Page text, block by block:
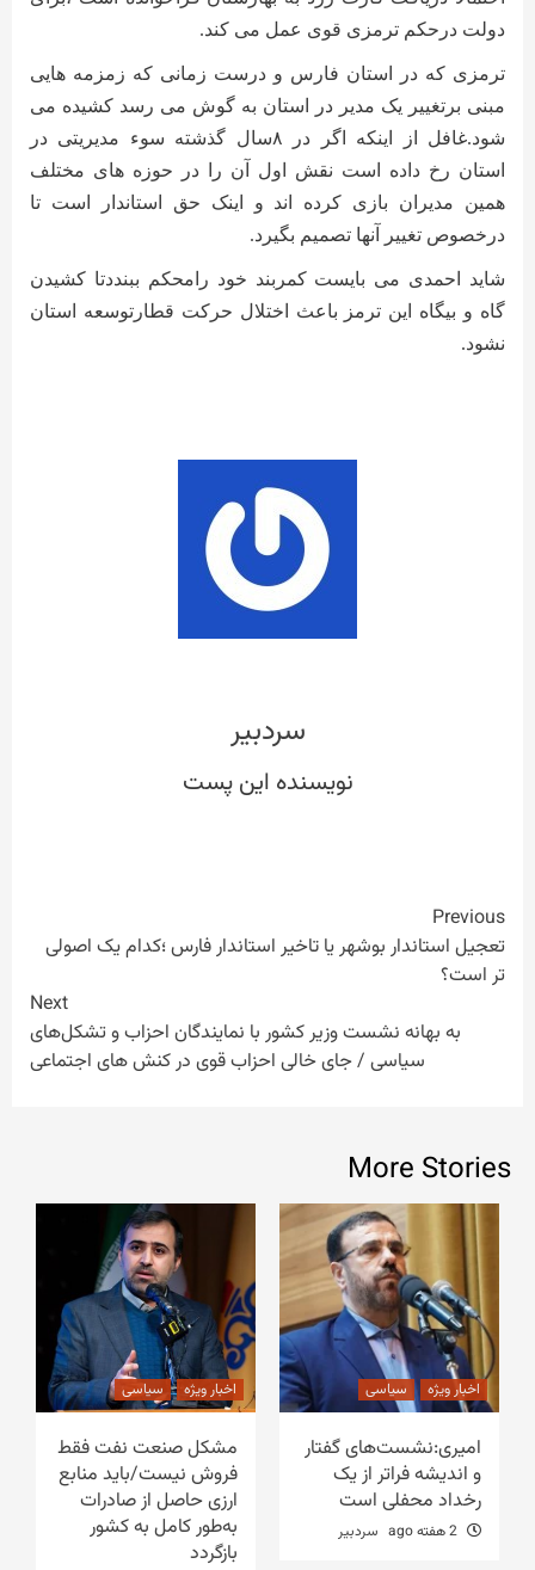
دولت درحکم ترمزی قوی عمل می کند.
ترمزی که در استان فارس و درست زمانی که زمزمه هایی
مبنی برتغییر یک مدیر در استان به گوش می رسد کشیده می
شود.غافل از اینکه اگر در ۸سال گذشته سوء مدیریتی در
استان رخ داده است نقش اول آن را در حوزه های مختلف
همین مدیران بازی کرده اند و اینک حق استاندار است تا
درخصوص تغییر آنها تصمیم بگیرد.
شاید احمدی می بایست کمربند خود رامحکم ببنددتا کشیدن
گاه و بیگاه این ترمز باعث اختلال حرکت قطارتوسعه استان
نشود.
سردبیر
Continue
Reading
Previous
تعجیل استاندار بوشهر یا تاخیر استاندار فارس ؛کدام یک اصولی
تر است؟
Next
به بهانه نشست وزیر کشور با نمایندگان احزاب و تشکل‌های
سیاسی / جای خالی احزاب قوی در کنش های اجتماعی
More Stories
اخبار ویژه سیاسی
امیری:نشست‌های گفتار
و اندیشه فراتر از یک
رخداد محفلی است
سردبیر
اخبار ویژه سیاسی
مشکل صنعت نفت فقط
فروش نیست/باید منابع
ارزی حاصل از صادرات
به‌طور کامل به کشور
بازگردد